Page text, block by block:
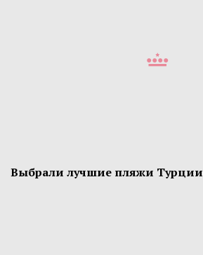
Выбрали лучшие пляжи Турции